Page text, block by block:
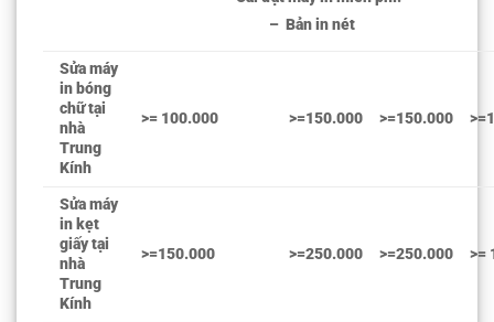
– Bản in nét
Sửa máy
in bóng
chữ tại
nhà
Trung
Kính
>= 100.000 >=150.000 >=150.000
Sửa máy
in kẹt
giấy tại
nhà
Trung
Kính
>=150.000 >=250.000 >=250.000 >=